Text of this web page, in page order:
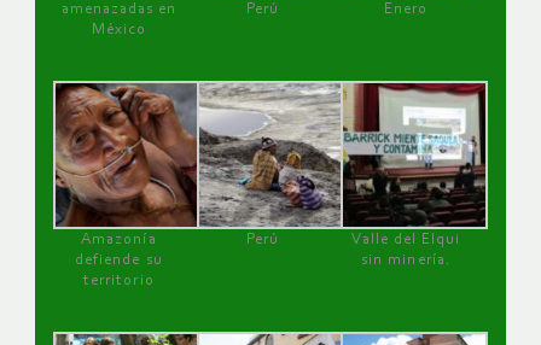
amenazadas en
México
Perú
Enero
Amazonía
defiende su
territorio
Perú
Valle del Elqui
sin minería.